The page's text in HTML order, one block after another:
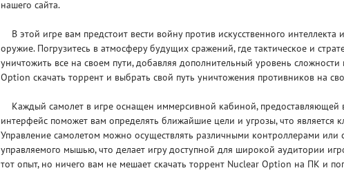
нашего сайта.
В этой игре вам предстоит вести войну против искусственного
оружие. Погрузитесь в атмосферу будущих сражений, где тактическое и
уничтожить все на своем пути, добавляя дополнительный уровень
Option скачать торрент и выбрать свой путь уничтожения противников на
Каждый самолет в игре оснащен иммерсивной кабиной, предоставляющей
интерфейс поможет вам определять ближайшие цели и угрозы, что
Управление самолетом можно осуществлять различными контроллерами или
управляемого мышью, что делает игру доступной для широкой аудитории
тот опыт, но ничего вам не мешает скачать торрент Nuclear Option на ПК и